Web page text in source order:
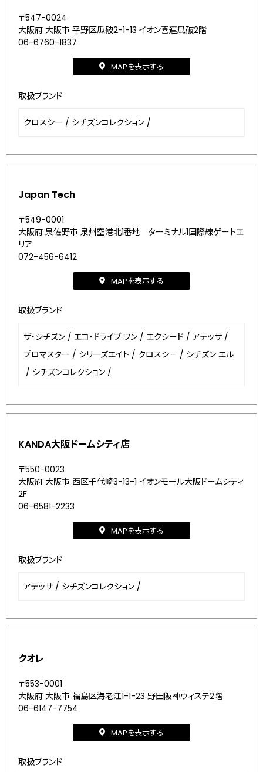
〒547-0024
大阪府 大阪市 平野区瓜破2-1-13 イオン喜連瓜破2階
06-6760-1837
MAPを表示する
取扱ブランド
クロスシー / シチズンコレクション /
Japan Tech
〒549-0001
大阪府 泉佐野市 泉州空港北1番地 ターミナル1国際線ゲートエ
リア
072-456-6412
MAPを表示する
取扱ブランド
ザ・シチズン / エコ・ドライブ ワン / エクシード / アテッサ /
プロマスター / シリーズエイト / クロスシー / シチズン エル
/ シチズンコレクション /
KANDA大阪ドームシティ店
〒550-0023
大阪府 大阪市 西区千代崎3-13-1 イオンモール大阪ドームシティ
2F
06-6581-2233
MAPを表示する
取扱ブランド
アテッサ / シチズンコレクション /
クオレ
〒553-0001
大阪府 大阪市 福島区海老江1-1-23 野田阪神ウィステ2階
06-6147-7754
MAPを表示する
取扱ブランド